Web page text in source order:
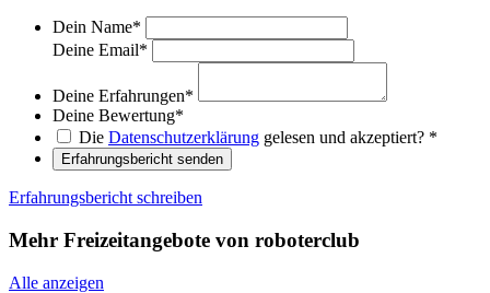
Dein Name*
Deine Email*
Deine Erfahrungen*
Deine Bewertung*
Die Datenschutzerklärung gelesen und akzeptiert? *
Erfahrungsbericht senden
Erfahrungsbericht schreiben
Mehr Freizeitangebote von roboterclub
Alle anzeigen